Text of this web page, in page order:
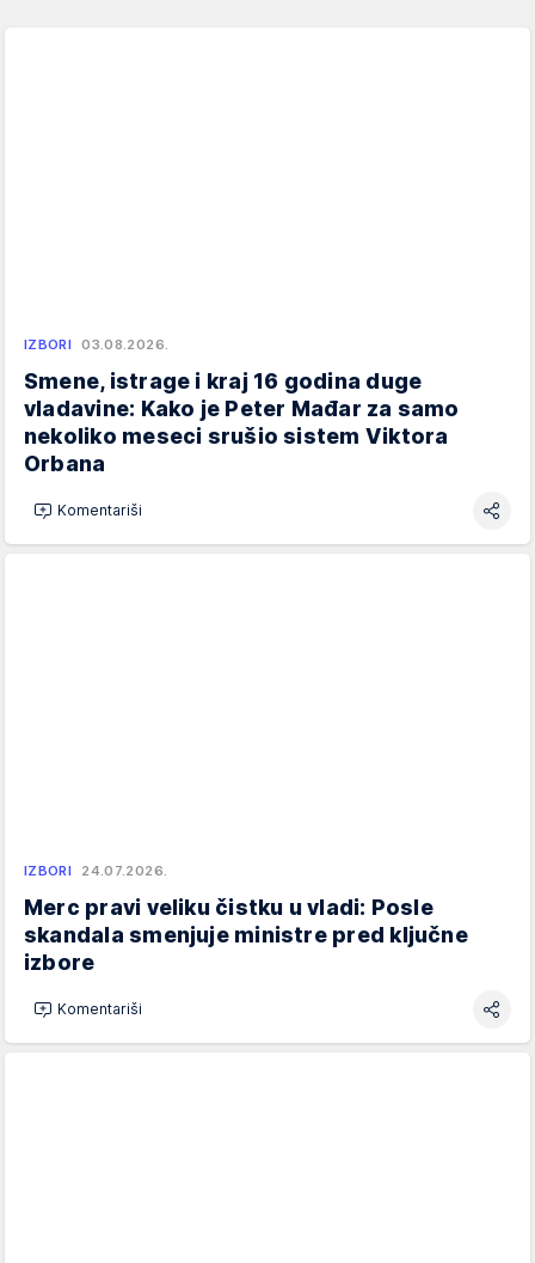
IZBORI 03.08.2026.
Smene, istrage i kraj 16 godina duge
vladavine: Kako je Peter Mađar za samo
nekoliko meseci srušio sistem Viktora
Orbana
Komentariši
IZBORI 24.07.2026.
Merc pravi veliku čistku u vladi: Posle
skandala smenjuje ministre pred ključne
izbore
Komentariši